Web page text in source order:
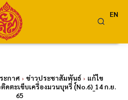
EN
ะกาศ ข่าวประชาสัมพันธ์
แก้ไข
ตะเข็บเครื่องมวนบุหรี่ (์No.6)_14 ก.ย.
65